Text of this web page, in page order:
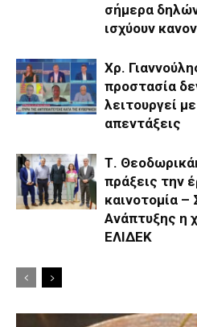
σήμερα
ισχύουν
Χρ.
προστασία
λειτουργεί
απεντάξεις
Τ.
πράξεις την
καινοτομία
Ανάπτυξης η
ΕΛΙΔΕΚ